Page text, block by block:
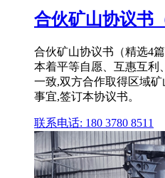
合伙矿山协议书
合伙矿山协议书（精选4
本着平等自愿、互惠互利
一致,双方合作取得区域
事宜,签订本协议书。
联系电话: 180 3780 8511